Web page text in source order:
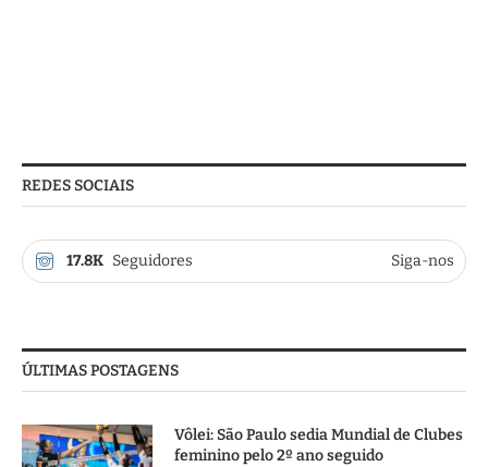
REDES SOCIAIS
17.8K Seguidores Siga-nos
ÚLTIMAS POSTAGENS
Vôlei: São Paulo sedia Mundial de Clubes
feminino pelo 2º ano seguido